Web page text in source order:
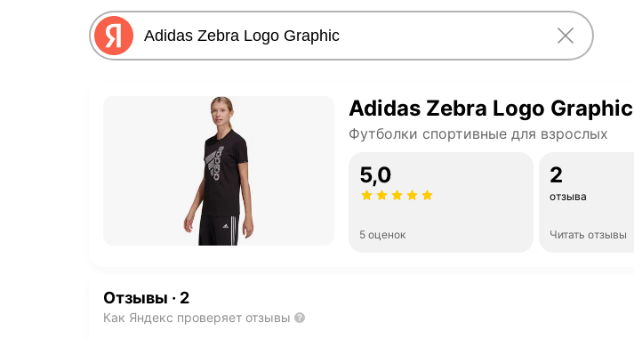
Adidas Zebra Logo Graphic
Футболки спортивные для взрослых
5,0
5 оценок
2
отзыва
Читать отзывы
Отзывы · 2
Как Яндекс проверяет отзывы